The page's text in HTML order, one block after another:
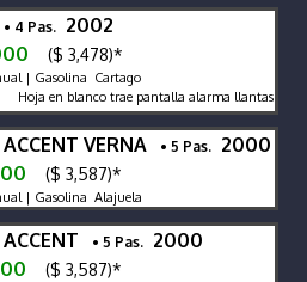
• 4 Pas. 2002
($ 3,478)*
| Gasolina Cartago
Hoja en blanco trae pantalla alarma llantas
VERNA • 5 Pas. 2000
($ 3,587)*
| Gasolina Alajuela
• 5 Pas. 2000
($ 3,587)*